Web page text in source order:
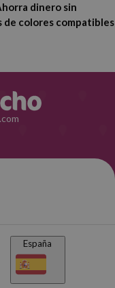
dinero sin
de colores compatibles
España